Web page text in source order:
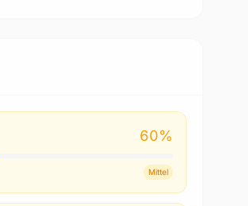
60%
Mittel